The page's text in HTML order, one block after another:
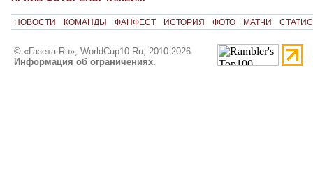
НОВОСТИ КОМАНДЫ ФАНФЕСТ ИСТОРИЯ ФОТО МАТЧИ
© «Газета.Ru», WorldCup10.Ru, 2010-2026.
Информация об ограничениях.